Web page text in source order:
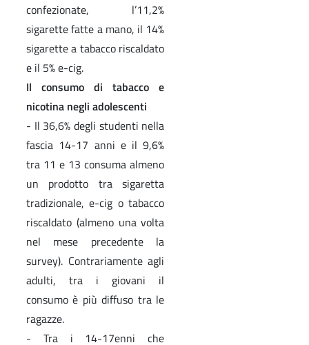
confezionate, l’11,2%
sigarette fatte a mano, il 14%
sigarette a tabacco riscaldato
e il 5% e-cig.
Il consumo di tabacco e
nicotina negli adolescenti
- Il 36,6% degli studenti nella
fascia 14-17 anni e il 9,6%
tra 11 e 13 consuma almeno
un prodotto tra sigaretta
tradizionale, e-cig o tabacco
riscaldato (almeno una volta
nel mese precedente la
survey). Contrariamente agli
adulti, tra i giovani il
consumo è più diffuso tra le
ragazze.
- Tra i 14-17enni che